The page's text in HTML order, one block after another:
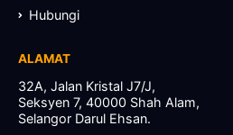
Hubungi
ALAMAT
32A, Jalan Kristal J7/J,
Seksyen 7, 40000 Shah Alam,
Selangor Darul Ehsan.